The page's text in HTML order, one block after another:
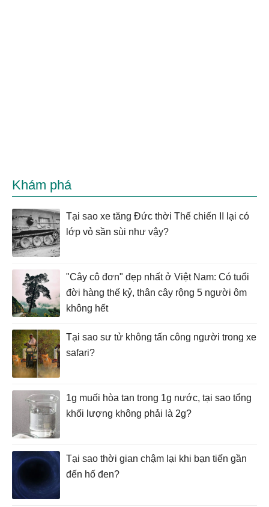
Khám phá
Tại sao xe tăng Đức thời Thế chiến II lại có
lớp vỏ sần sùi như vậy?
"Cây cô đơn" đẹp nhất ở Việt Nam: Có tuổi
đời hàng thế kỷ, thân cây rộng 5 người ôm
không hết
Tại sao sư tử không tấn công người trong xe
safari?
1g muối hòa tan trong 1g nước, tại sao tổng
khối lượng không phải là 2g?
Tại sao thời gian chậm lại khi bạn tiến gần
đến hố đen?